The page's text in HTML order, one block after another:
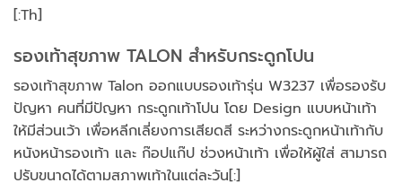
[:Th]
รองเท้าสุขภาพ TALON สำหรับกระดูกโปน
รองเท้าสุขภาพ Talon ออกแบบรองเท้ารุ่น W3237 เพื่อรองรับ
ปัญหา คนที่มีปัญหา กระดูกเท้าโปน โดย Design แบบหน้าเท้า
ให้มีส่วนเว้า เพื่อหลีกเลี่ยงการเสียดสี ระหว่างกระดูกหน้าเท้ากับ
หนังหน้ารองเท้า และ ก๊อปแก๊ป ช่วงหน้าเท้า เพื่อให้ผู้ใส่ สามารถ
ปรับขนาดได้ตามสภาพเท้าในแต่ละวัน[:]